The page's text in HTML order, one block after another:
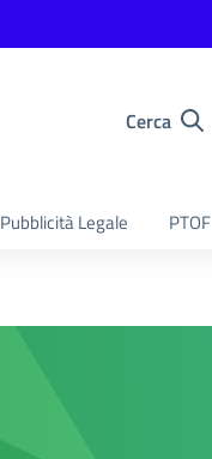
Cerca
Pubblicità Legale PTOF